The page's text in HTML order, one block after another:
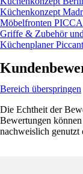
Küchenkonzept
Möbelfronten
Griffe & Zubehör
Küchenplaner
Bereich überspringen
Die Echtheit der
Bewertungen
nachweislich genutzt